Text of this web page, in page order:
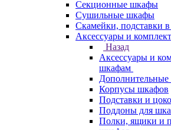
Секционные шкафы
Сушильные шкафы
Скамейки, подставки в
Аксессуары и
Назад
Аксессуары и
шкафам
Корпусы шкафов
Подставки и
Поддоны для
Полки, ящики и